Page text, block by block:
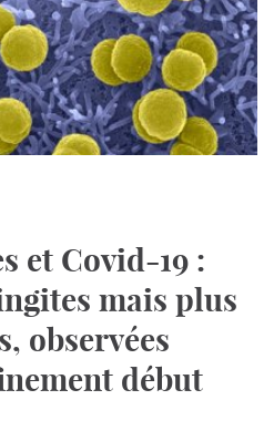
et Covid-19 :
mais plus
observées
début